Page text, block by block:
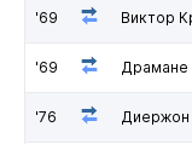
'69 Виктор
'69
'76 Диержон